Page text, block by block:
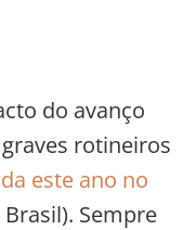
do avanço
rotineiros
este ano no
Sempre